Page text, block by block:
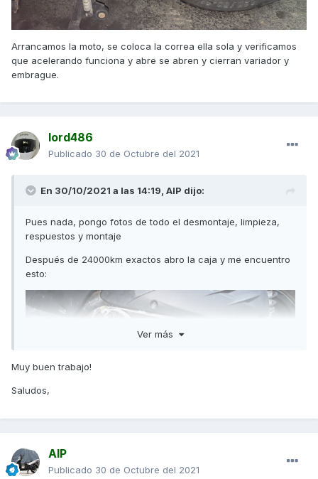
Arrancamos la moto, se coloca la correa ella sola y verificamos
que acelerando funciona y abre se abren y cierran variador y
embrague.
lord486
Publicado 30 de Octubre del 2021
En 30/10/2021 a las 14:19, AIP dijo:
Pues nada, pongo fotos de todo el desmontaje, limpieza,
respuestos y montaje
Después de 24000km exactos abro la caja y me encuentro
esto:
Ver más
Muy buen trabajo!
Saludos,
AIP
Publicado 30 de Octubre del 2021